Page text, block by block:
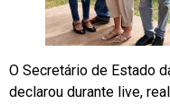
O Secretário de Estado
declarou durante live,